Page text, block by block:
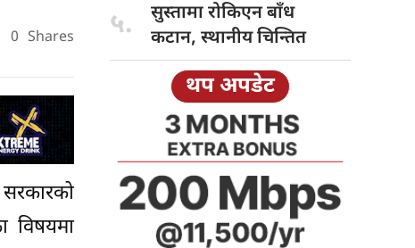
0 Shares
सरकारको
विषयमा
५. सुस्तामा रोकिएनबाँध
कटान, स्थानीय चिन्तित
थप अपडेट